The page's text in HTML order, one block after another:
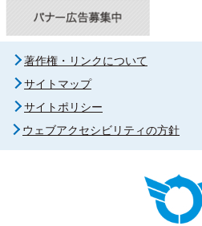
著作権・リンクについて
サイトマップ
サイトポリシー
ウェブアクセシビリティの方針